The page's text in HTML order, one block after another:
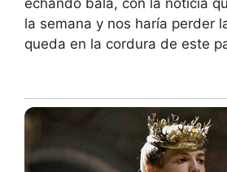
la semana y nos haría perder
queda en la cordura de este